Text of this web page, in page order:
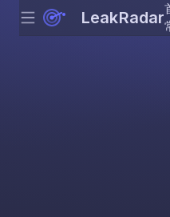
Menu LeakRadar